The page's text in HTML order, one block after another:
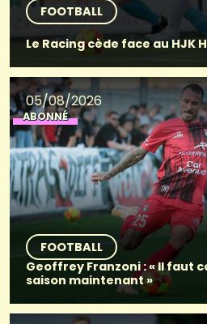
FOOTBALL
Le Racing cède face au HJK
05/08/2026
ABONNÉ
FOOTBALL
Geoffrey Franzoni : « Il faut
saison maintenant »